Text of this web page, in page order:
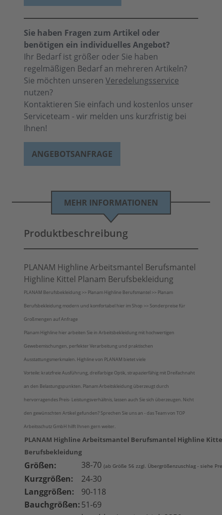
Sie haben Fragen zum Artikel oder
benötigen ein individuelles Angebot?
Ihr Bedarf ist größer oder Sie haben
regelmäßigen Bedarf an mehreren Artikeln?
Sie möchten unseren Veredelungsservice
nutzen?
Kontaktieren Sie einfach und kostenlos unser
Serviceteam - wir melden uns kurzfristig bei
Ihnen!
ANGEBOTSANFRAGE
MEHR INFORMATIONEN
Produktbeschreibung
PLANAM Highline Arbeitsmantel Berufsmantel
Highline Kittel Planam Berufsbekleidung
PLANAM Berufsbekleidung >> Planam Highline Berufsmantel >> Planam
Berufsbekleidung modern und komfortabel hier im Shop >> Sonderpreise für
Großmengen auf Anfrage
Planam Highline hier arbeiten Sie in Arbeitsbekleidung mit hochwertigen
Gewebemischungen, perfekter Verarbeitung und praktischen
Ausstattungsmerkmalen. Highline von PLANAM bietet viele
Vorteile: kratzfreie Ausführung, dreifarbige Optik, strapazierfähig mit Dreifachnaht
an den Belastungspunkten. Planam Arbeitskleidung überzeugt durch
hervorragendes Preis- Leistungsverhältnis, lassen auch Sie sich überzeugen. Nicht
den gewünschten Artikel gefunden? Sprechen Sie uns an - das Team von TOP
Arbeitsschutz GmbH hilft Ihnen gern weiter.
PLANAM Highline Arbeitsmantel Berufsmantel Highline
Berufsbekleidung
Größen: 38-70 (ab Größe 56 zzgl. Übergrößenzuschlag - siehe
Kurzgrößen:
24-30
Langgrößen:
90-118
Bauchgrößen:51-69